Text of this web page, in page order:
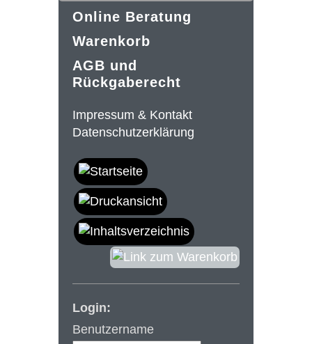
Online Beratung
Warenkorb
AGB und
Rückgaberecht
Impressum & Kontakt
Datenschutzerklärung
Login:
Benutzername